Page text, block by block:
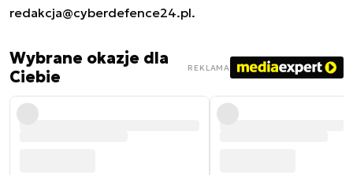
redakcja@cyberdefence24.pl.
Wybrane okazje dla
Ciebie
REKLAMA